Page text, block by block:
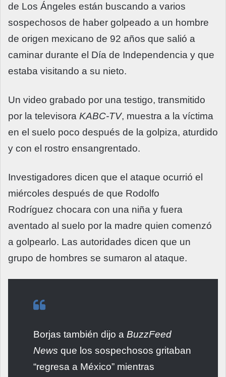
de Los Ángeles están buscando a varios
sospechosos de haber golpeado a un hombre
de origen mexicano de 92 años que salió a
caminar durante el Día de Independencia y que
estaba visitando a su nieto.
Un video grabado por una testigo, transmitido
por la televisora KABC-TV, muestra a la víctima
en el suelo poco después de la golpiza, aturdido
y con el rostro ensangrentado.
Investigadores dicen que el ataque ocurrió el
miércoles después de que Rodolfo
Rodríguez chocara con una niña y fuera
aventado al suelo por la madre quien comenzó
a golpearlo. Las autoridades dicen que un
grupo de hombres se sumaron al ataque.
Borjas también dijo a BuzzFeed
News que los sospechosos gritaban
“regresa a México” mientras